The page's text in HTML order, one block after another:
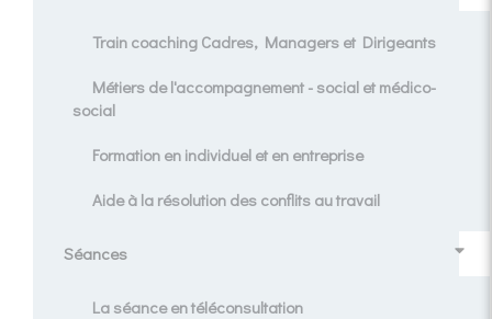
Train coaching Cadres, Managers et Dirigeants
Métiers de l'accompagnement - social et médico-
social
Formation en individuel et en entreprise
Aide à la résolution des conflits au travail
Séances
La séance en téléconsultation